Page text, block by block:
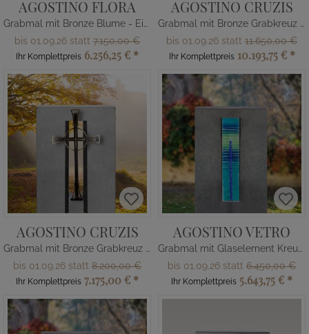
AGOSTINO FLORA
Grabmal mit Bronze Blume - Einzelgrab
bis 01.09.26 statt 7.150,00 €
Ihr Komplettpreis 6.256,25 € *
AGOSTINO CRUZIS
Grabmal mit Bronze Grabkreuz - Doppelgrab
bis 01.09.26 statt 11.650,00 €
Ihr Komplettpreis 10.193,75 € *
AGOSTINO CRUZIS
Grabmal mit Bronze Grabkreuz - Einzelgrab
bis 01.09.26 statt 8.200,00 €
Ihr Komplettpreis 7.175,00 € *
AGOSTINO VETRO
Grabmal mit Glaselement Kreuz - Einzelgrab
bis 01.09.26 statt 6.450,00 €
Ihr Komplettpreis 5.643,75 € *